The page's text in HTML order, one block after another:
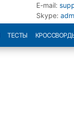
E-mail:
Skype:
ТЕСТЫ